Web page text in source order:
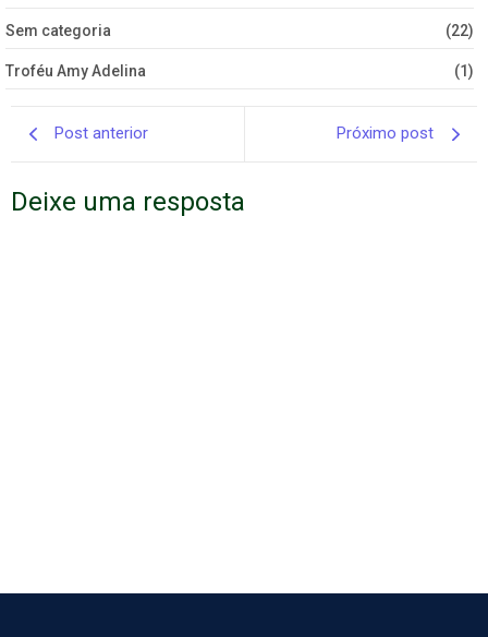
Sem categoria (22)
Troféu Amy Adelina (1)
Post anterior Próximo post
Deixe uma resposta